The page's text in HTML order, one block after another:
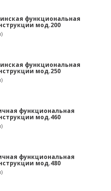
функциональная
мод.200
функциональная
мод.250
функциональная
мод.460
функциональная
мод.480